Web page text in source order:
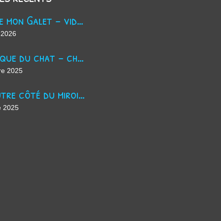
Trouve mon Galet - vidéo Youtube
La masque du chat - chanson d'Halloween
2025
De l'autre côté du miroir - chanson suno ai
2025